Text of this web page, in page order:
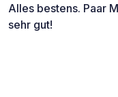
Alles bestens. Paar
sehr gut!